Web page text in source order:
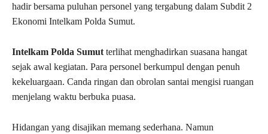
hadir bersama puluhan personel yang tergabung dalam Subdit 2
Ekonomi Intelkam Polda Sumut.
Intelkam Polda Sumut terlihat menghadirkan suasana hangat
sejak awal kegiatan. Para personel berkumpul dengan penuh
kekeluargaan. Canda ringan dan obrolan santai mengisi ruangan
menjelang waktu berbuka puasa.
Hidangan yang disajikan memang sederhana. Namun